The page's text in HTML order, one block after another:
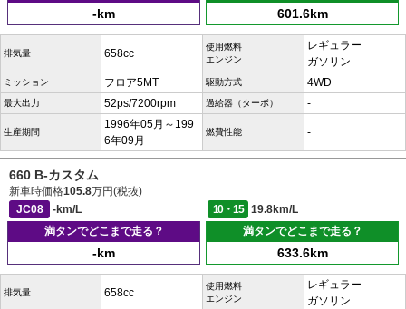
-km 601.6km
排気量 658cc
使用燃料
エンジン
レギュラー
ガソリン
ミッション フロア5MT 駆動方式 4WD
最大出力 52ps/7200rpm 過給器（ターボ） -
生産期間
1996年05月～199
6年09月
燃費性能 -
660 B-カスタム
新車時価格105.8万円(税抜)
JC08
-km/L 10・15
19.8km/L
満タンでどこまで走る？
-km
満タンでどこまで走る？
633.6km
排気量 658cc
使用燃料
エンジン
レギュラー
ガソリン